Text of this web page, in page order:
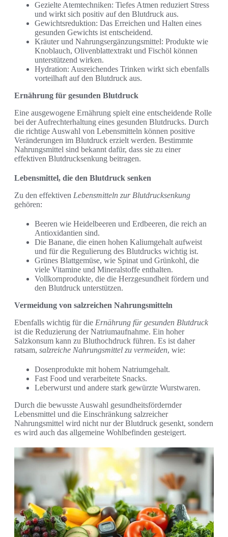
Gezielte Atemtechniken: Tiefes Atmen reduziert Stress
und wirkt sich positiv auf den Blutdruck aus.
Gewichtsreduktion: Das Erreichen und Halten eines
gesunden Gewichts ist entscheidend.
Kräuter und Nahrungsergänzungsmittel: Produkte wie
Knoblauch, Olivenblattextrakt und Fischöl können
unterstützend wirken.
Hydration: Ausreichendes Trinken wirkt sich ebenfalls
vorteilhaft auf den Blutdruck aus.
Ernährung für gesunden Blutdruck
Eine ausgewogene Ernährung spielt eine entscheidende Rolle
bei der Aufrechterhaltung eines gesunden Blutdrucks. Durch
die richtige Auswahl von Lebensmitteln können positive
Veränderungen im Blutdruck erzielt werden. Bestimmte
Nahrungsmittel sind bekannt dafür, dass sie zu einer
effektiven Blutdrucksenkung beitragen.
Lebensmittel, die den Blutdruck senken
Zu den effektiven Lebensmitteln zur Blutdrucksenkung
gehören:
Beeren wie Heidelbeeren und Erdbeeren, die reich an
Antioxidantien sind.
Die Banane, die einen hohen Kaliumgehalt aufweist
und für die Regulierung des Blutdrucks wichtig ist.
Grünes Blattgemüse, wie Spinat und Grünkohl, die
viele Vitamine und Mineralstoffe enthalten.
Vollkornprodukte, die die Herzgesundheit fördern und
den Blutdruck unterstützen.
Vermeidung von salzreichen Nahrungsmitteln
Ebenfalls wichtig für die Ernährung für gesunden Blutdruck
ist die Reduzierung der Natriumaufnahme. Ein hoher
Salzkonsum kann zu Bluthochdruck führen. Es ist daher
ratsam, salzreiche Nahrungsmittel zu vermeiden, wie:
Dosenprodukte mit hohem Natriumgehalt.
Fast Food und verarbeitete Snacks.
Leberwurst und andere stark gewürzte Wurstwaren.
Durch die bewusste Auswahl gesundheitsfördernder
Lebensmittel und die Einschränkung salzreicher
Nahrungsmittel wird nicht nur der Blutdruck gesenkt, sondern
es wird auch das allgemeine Wohlbefinden gesteigert.